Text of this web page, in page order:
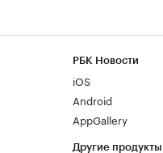
РБК Новости
iOS
Android
AppGallery
Другие